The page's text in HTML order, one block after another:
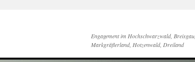
Engagement im Hochschwarzwald, Breisgau,
Markgräflerland, Hotzenwald, Dreiland